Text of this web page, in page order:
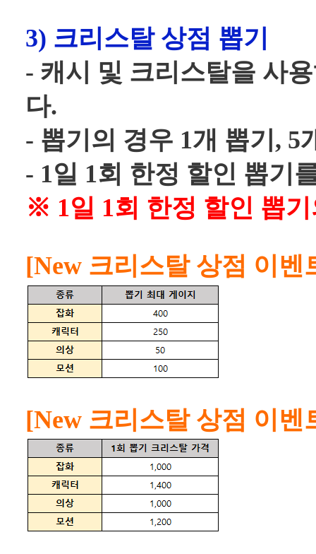
3) 크리스탈 상점 뽑기
- 캐시 및 크리스탈을 사
다.
- 뽑기의 경우 1개 뽑기, 5
- 1일 1회 한정 할인 뽑기
※ 1일 1회 한정 할인 뽑
[New 크리스탈 상점 이
[New 크리스탈 상점 이